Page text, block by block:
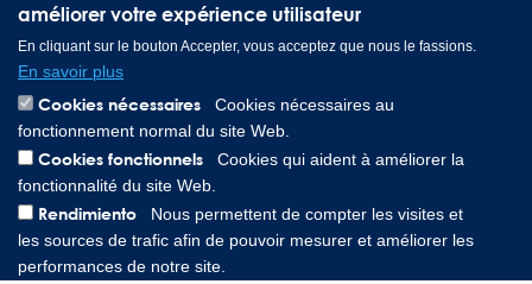
améliorer votre expérience utilisateur
En cliquant sur le bouton Accepter, vous acceptez que nous le fassions.
En savoir plus
Cookies nécessaires
Cookies nécessaires au
fonctionnement normal du site Web.
Cookies fonctionnels
Cookies qui aident à améliorer la
fonctionnalité du site Web.
Rendimiento
Nous permettent de compter les visites et
les sources de trafic afin de pouvoir mesurer et améliorer les
performances de notre site.